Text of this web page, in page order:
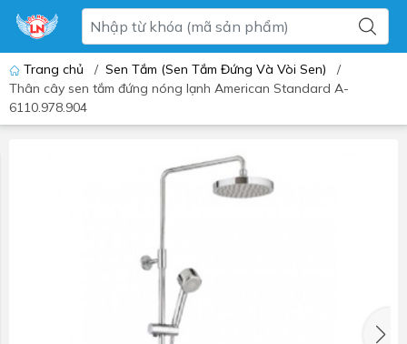
Trang chủ / Sen Tắm (Sen Tắm Đứng Và Vòi Sen)
/
Thân cây sen tắm đứng nóng lạnh American Standard A-
6110.978.904